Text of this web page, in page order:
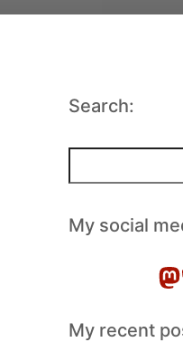
Search:
h
eMy social
Mastodon
My recent